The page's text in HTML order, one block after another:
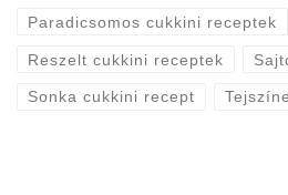
Paradicsomos cukkini receptek
Reszelt cukkini receptek
Sonka cukkini recept